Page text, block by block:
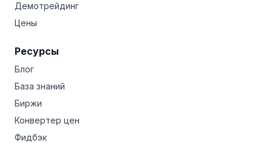
Демотрейдинг
Цены
Ресурсы
Блог
База знаний
Биржи
Конвертер цен
Фидбэк